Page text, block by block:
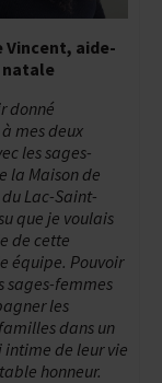
Vincent, aide-
natale
donné
mes deux
les sages-
la Maison de
Lac-Saint-
que je voulais
de cette
équipe. Pouvoir
sages-femmes
les
dans un
intime de leur vie
honneur.